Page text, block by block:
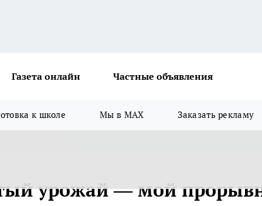
Газета онлайн Частные объявления
к школе Мы в MAX Заказать рекламу
урожай — мой